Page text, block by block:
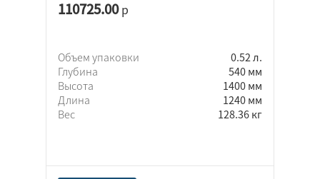
110725.00р
Объем упаковки
0.52 л.
Глубина
540 мм
Высота
1400 мм
Длина
1240 мм
Вес
128.36 кг